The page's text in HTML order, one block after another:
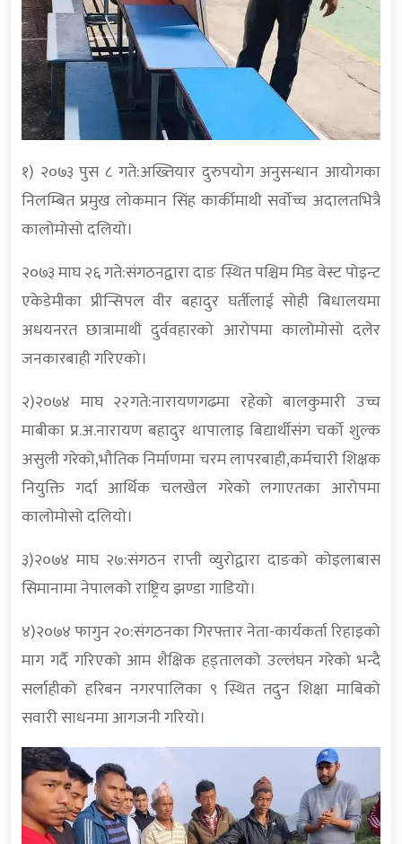
१) २०७३ पुस ८ गते:अख्तियार दुरुपयोग अनुसन्धान आयोगका
निलम्बित प्रमुख लोकमान सिंह कार्कीमाथी सर्वोच्च अदालतभित्रै
कालोमोसो दलियो।
२०७३ माघ २६ गते:संगठनद्वारा दाङ स्थित पश्चिम मिड वेस्ट पोइन्ट
एकेडेमीका प्रीन्सिपल वीर बहादुर घर्तीलाई सोही बिधालयमा
अधयनरत छात्रामाथी दुर्ववहारको आरोपमा कालोमोसो दलेर
जनकारबाही गरिएको।
२)२०७४ माघ २२गते:नारायणगढमा रहेको बालकुमारी उच्च
माबीका प्र.अ.नारायण बहादुर थापालाइ बिद्यार्थीसंग चर्को शुल्क
असुली गरेको,भौतिक निर्माणमा चरम लापरबाही,कर्मचारी शिक्षक
नियुक्ति गर्दा आर्थिक चलखेल गरेको लगाएतका आरोपमा
कालोमोसो दलियो।
३)२०७४ माघ २७:संगठन राप्ती व्युरोद्वारा दाङको कोइलाबास
सिमानामा नेपालको राष्ट्रिय झण्डा गाडियो।
४)२०७४ फागुन २०:संगठनका गिरफ्तार नेता-कार्यकर्ता रिहाइको
माग गर्दै गरिएको आम शैक्षिक हड्तालको उल्लंघन गरेको भन्दै
सर्लाहीको हरिबन नगरपालिका ९ स्थित तदुन शिक्षा माबिको
सवारी साधनमा आगजनी गरियो।